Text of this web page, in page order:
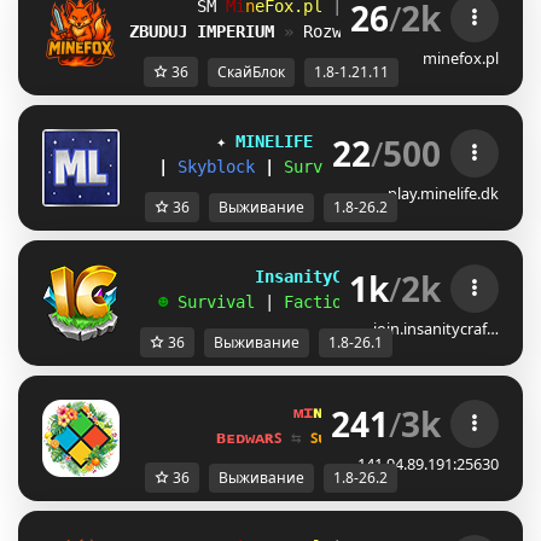
\[ Mi neFox. pl 1.8.x - 1.21.11
ZBUDUJ IMPERIUM » Rozwiń wyspę na
26/2k
minefox.pl
36 СкайБлок 1.8-1.21.11
✦ MINELIFE [1.8 - 26.2]
Skyblock Survival | Prison
22/500
play.minelife.dk
36 Выживание 1.8-26.2
InsanityCraft || 1.8 - 26.1
☻ Survival Factions | Skyblock
1k/2k
join.insanitycraf…
36 Выживание 1.8-26.1
ᴍɪɴᴇ ʟᴀ ɴᴅ ɴᴇᴛᴡᴏʀᴋ ☀
ʙᴇᴅᴡᴀʀꜱ ⇆ ꜱᴜʀᴠɪᴠᴀʟ ꜱᴍᴘ ⇆ ꜱᴋʏʙʟᴏᴄᴋ
241/3k
141.94.89.191:25630
36 Выживание 1.8-26.2